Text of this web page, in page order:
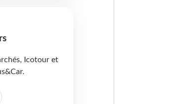
Icotour et